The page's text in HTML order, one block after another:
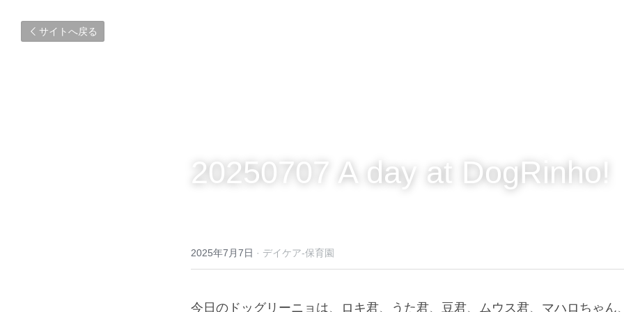
サイトへ戻る
20250707 A day at DogRinho!
2025年7月7日 · デイケア-保育園
今日のドッグリーニョは、ロキ君、うた君、豆君、ムウス君、マハロちゃん